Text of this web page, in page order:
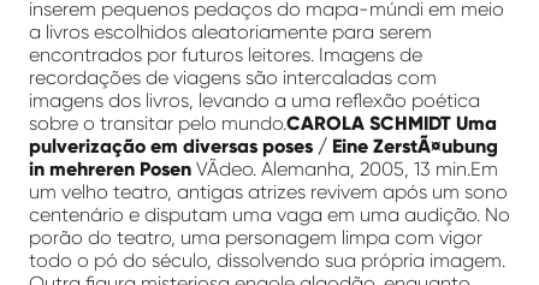
inserem pequenos pedaços do mapa-múndi em meio
a livros escolhidos aleatoriamente para serem
encontrados por futuros leitores. Imagens de
recordações de viagens são intercaladas com
imagens dos livros, levando a uma reflexão poética
sobre o transitar pelo mundo.CAROLA SCHMIDT Uma
pulverização em diversas poses / Eine ZerstÃ¤ubung
in mehreren Posen VÃ­deo. Alemanha, 2005, 13 min.Em
um velho teatro, antigas atrizes revivem após um sono
centenário e disputam uma vaga em uma audição. No
porão do teatro, uma personagem limpa com vigor
todo o pó do século, dissolvendo sua própria imagem.